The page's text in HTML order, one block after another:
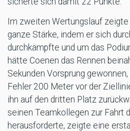
Im zweiten Wertungslauf
ganze Stärke, indem er sich
durchkämpfte und um das
hätte Coenen das Rennen
Sekunden Vorsprung
Fehler 200 Meter vor der
ihn auf den dritten Platz
seinen Teamkollegen zur Fahrt
herausforderte, zeigte eine